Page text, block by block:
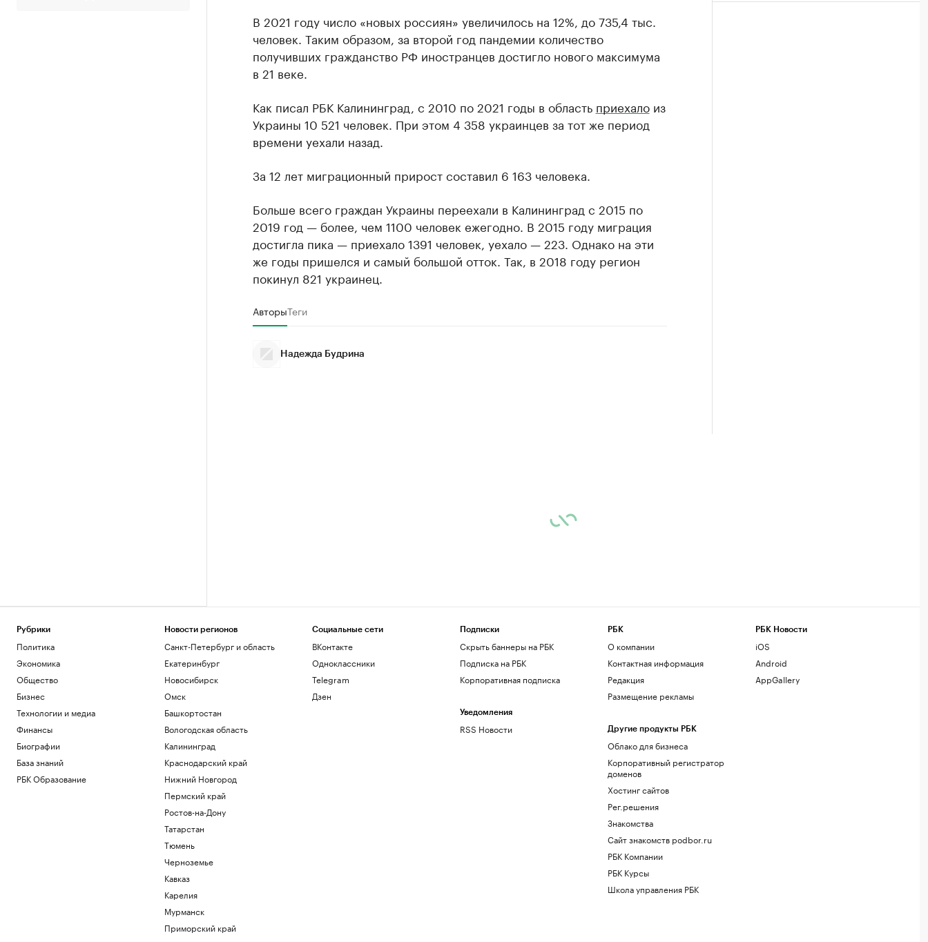
В 2021 году число «новых россиян» увеличилось на 12%, до 735,4 тыс.
человек. Таким образом, за второй год пандемии количество
получивших гражданство РФ иностранцев достигло нового максимума
в 21 веке.
Как писал РБК Калининград, с 2010 по 2021 годы в область приехалоиз
Украины 10 521 человек. При этом 4 358 украинцев за тот же период
времени уехали назад.
За 12 лет миграционный прирост составил 6 163 человека.
Больше всего граждан Украины переехали в Калининград с 2015 по
2019 год — более, чем 1100 человек ежегодно. В 2015 году миграция
достигла пика — приехало 1391 человек, уехало — 223. Однако на эти
же годы пришелся и самый большой отток. Так, в 2018 году регион
покинул 821 украинец.
АвторыТеги
Надежда Будрина
Рубрики
Политика
Экономика
Общество
Бизнес
Технологии и медиа
Финансы
Биографии
База знаний
РБК Образование
Новости регионов
Санкт-Петербург и область
Екатеринбург
Новосибирск
Омск
Башкортостан
Вологодская область
Калининград
Краснодарский край
Нижний Новгород
Пермский край
Ростов-на-Дону
Татарстан
Тюмень
Черноземье
Кавказ
Карелия
Мурманск
Приморский край
Социальные сети
ВКонтакте
Одноклассники
Telegram
Дзен
Подписки
Скрыть баннеры на РБК
Подписка на РБК
Корпоративная подписка
Уведомления
RSS Новости
РБК
О компании
Контактная информация
Редакция
Размещение рекламы
Другие продукты РБК
Облако для бизнеса
Корпоративный регистратор
доменов
Хостинг сайтов
Рег.решения
Знакомства
Сайт знакомств podbor.ru
РБК Компании
РБК Курсы
Школа управления РБК
РБК Новости
iOS
Android
AppGallery